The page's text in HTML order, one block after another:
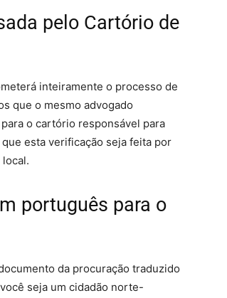
pelo Cartório de
inteiramente o processo de
que o mesmo advogado
o cartório responsável para
esta verificação seja feita por
português para o
da procuração traduzido
seja um cidadão norte-